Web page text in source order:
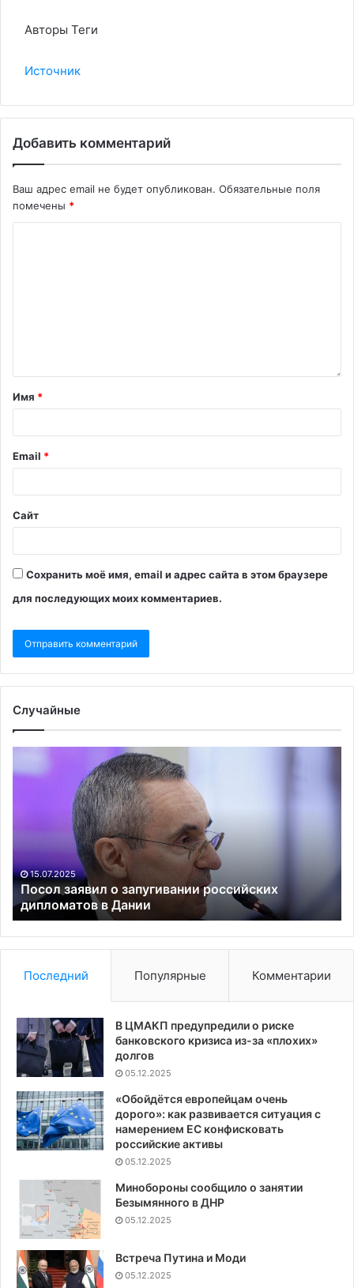
Авторы Теги
Источник
Добавить комментарий
Ваш адрес email не будет опубликован. Обязательные поля
помечены *
Имя *
Email *
Сайт
Сохранить моё имя, email и адрес сайта в этом браузере
для последующих моих комментариев.
Случайные
заявил
запугивании
Дании15.07.2025
Посол заявил о запугивании российских
дипломатов в Дании
Последний Популярные Комментарии
В ЦМАКП предупредили о риске
банковского кризиса из-за «плохих»
долгов
05.12.2025
«Обойдётся европейцам очень
дорого»: как развивается ситуация с
намерением ЕС конфисковать
российские активы
05.12.2025
Минобороны сообщило о занятии
Безымянного в ДНР
05.12.2025
Встреча Путина и Моди
05.12.2025